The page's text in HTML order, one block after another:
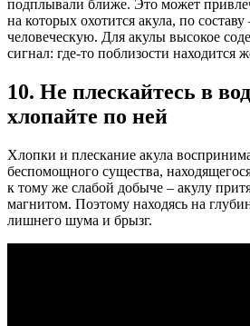
подплывали ближе. Это может
на которых охотится акула, по
человеческую. Для акулы высокое
сигнал: где-то поблизости находится
10. Не плескайтесь в
хлопайте по ней
Хлопки и плескание акула
беспомощного существа,
к тому же слабой добыче – акулу
магнитом. Поэтому находясь на
лишнего шума и брызг.